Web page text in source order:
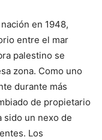
en 1948,
entre el mar
palestino se
zona. Como uno
durante más
de propietario
sido un nexo de
Los